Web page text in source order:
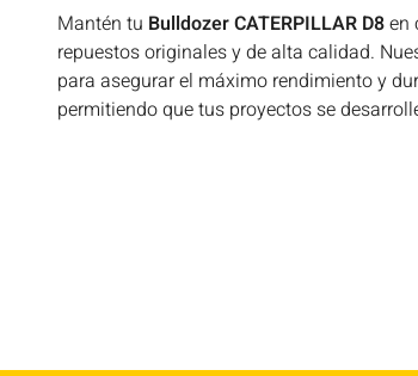
Mantén tu Bulldozer CATERPILLAR D8en
repuestos originales y de alta calidad.
para asegurar el máximo rendimiento y
permitiendo que tus proyectos se